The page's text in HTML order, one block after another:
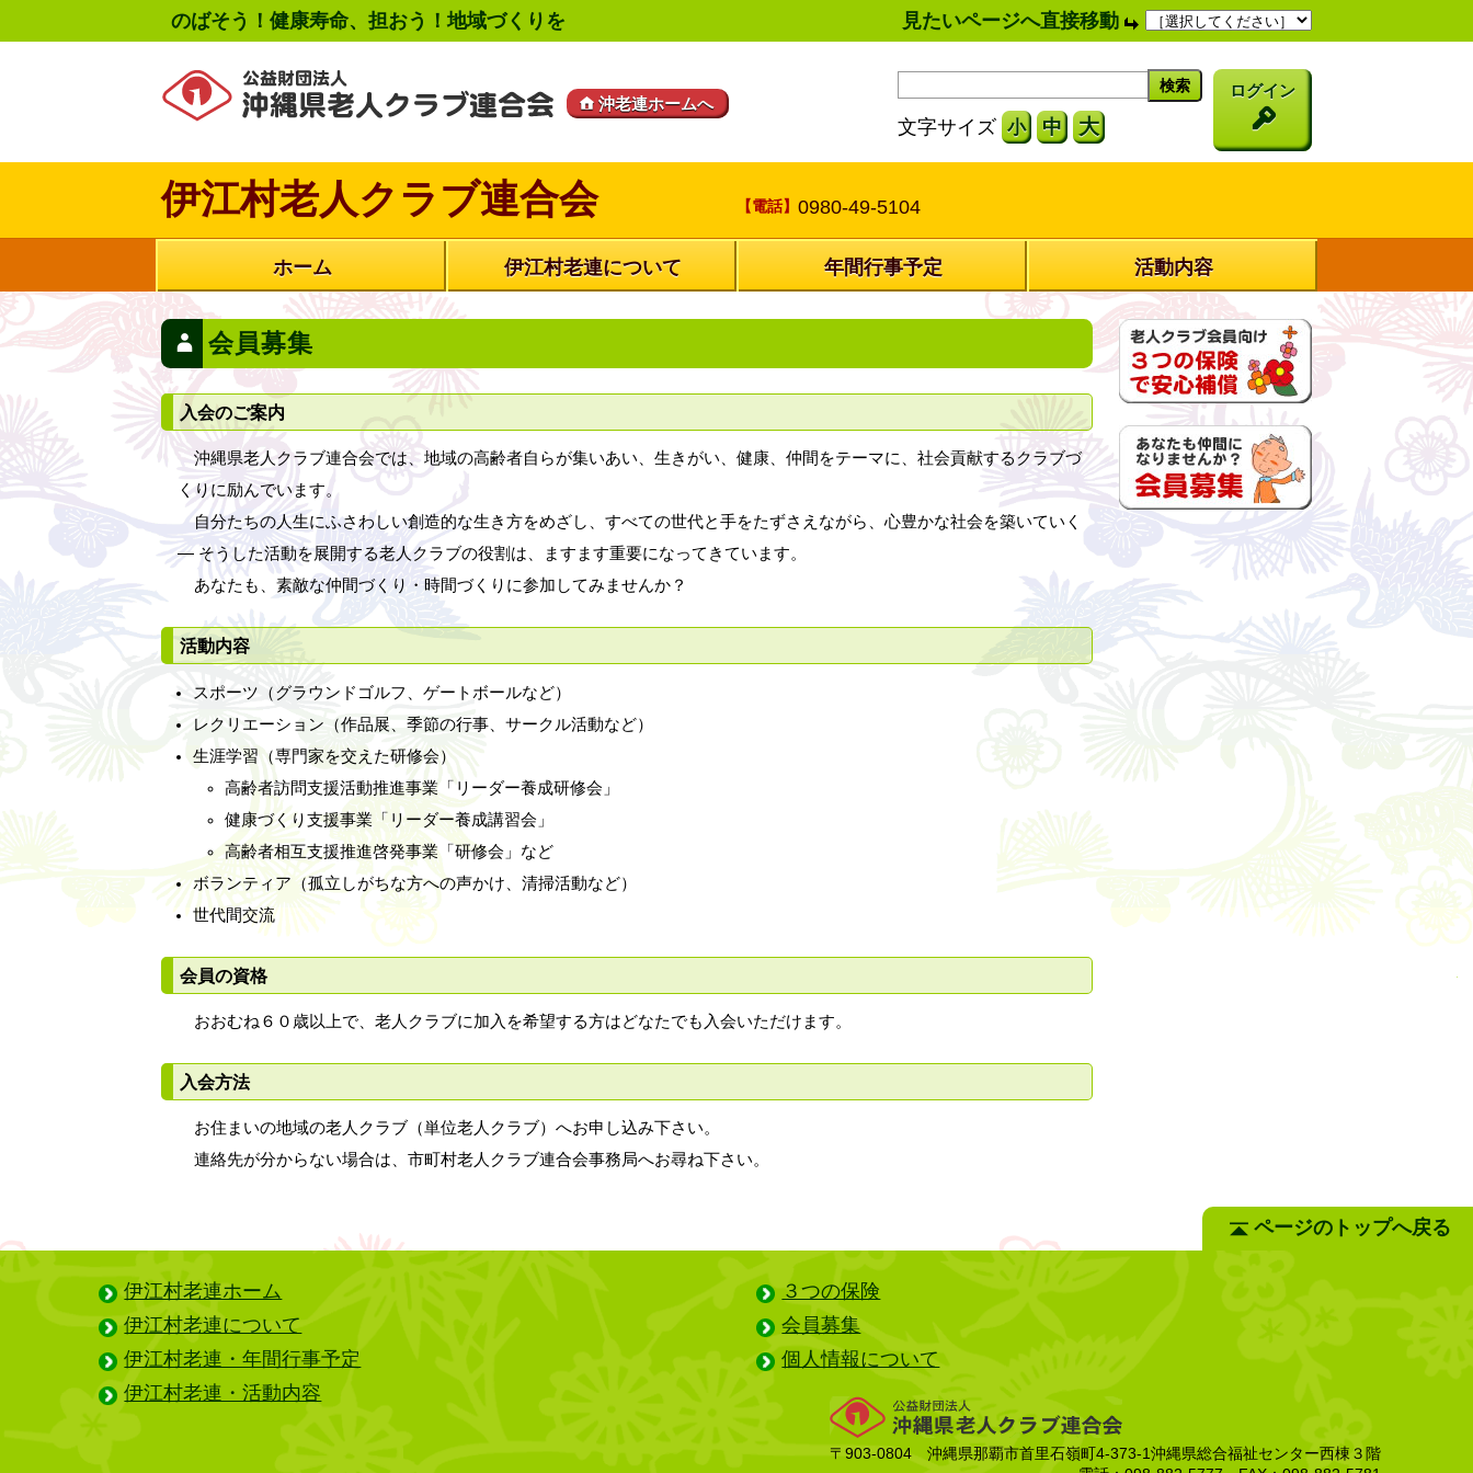
のばそう！健康寿命、担おう！地域づくりを 見たいページへ直接移動
沖老連ホームへ
ログイン
文字サイズ 小 中 大
伊江村老人クラブ連合会 【電話】 0980-49-5104
ホーム 伊江村老連について 年間行事予定 活動内容
会員募集
入会のご案内
沖縄県老人クラブ連合会では、地域の高齢者自らが集いあい、生きがい、健康、仲間をテーマに、社会貢献するクラブづ
くりに励んでいます。
自分たちの人生にふさわしい創造的な生き方をめざし、すべての世代と手をたずさえながら、心豊かな社会を築いていく
― そうした活動を展開する老人クラブの役割は、ますます重要になってきています。
あなたも、素敵な仲間づくり・時間づくりに参加してみませんか？
活動内容
スポーツ（グラウンドゴルフ、ゲートボールなど）
レクリエーション（作品展、季節の行事、サークル活動など）
生涯学習（専門家を交えた研修会）
高齢者訪問支援活動推進事業「リーダー養成研修会」
健康づくり支援事業「リーダー養成講習会」
高齢者相互支援推進啓発事業「研修会」など
ボランティア（孤立しがちな方への声かけ、清掃活動など）
世代間交流
会員の資格
おおむね６０歳以上で、老人クラブに加入を希望する方はどなたでも入会いただけます。
入会方法
お住まいの地域の老人クラブ（単位老人クラブ）へお申し込み下さい。
連絡先が分からない場合は、市町村老人クラブ連合会事務局へお尋ね下さい。
ページのトップへ戻る
伊江村老連ホーム
伊江村老連について
伊江村老連・年間行事予定
伊江村老連・活動内容
３つの保険
会員募集
個人情報について
〒903-0804 沖縄県那覇市首里石嶺町4-373-1沖縄県総合福祉センター西棟３階